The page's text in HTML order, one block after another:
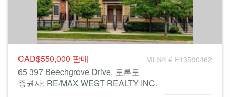
CAD$550,000 판매 MLS® # E13590462
65 397 Beechgrove Drive, 토론토
증권사: RE/MAX WEST REALTY INC.